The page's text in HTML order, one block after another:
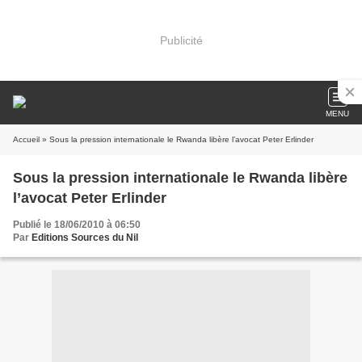
Publicité
MENU
Accueil » Sous la pression internationale le Rwanda libère l’avocat Peter Erlinder
Sous la pression internationale le Rwanda libère
l’avocat Peter Erlinder
Publié le 18/06/2010 à 06:50
Par Editions Sources du Nil